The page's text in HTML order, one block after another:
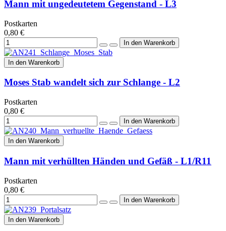
Mann mit ungedeutetem Gegenstand - L3
Postkarten
0,80 €
In den Warenkorb
Moses Stab wandelt sich zur Schlange - L2
Postkarten
0,80 €
In den Warenkorb
Mann mit verhüllten Händen und Gefäß - L1/R11
Postkarten
0,80 €
In den Warenkorb